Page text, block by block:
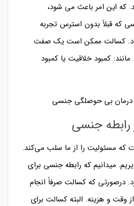
که این امر باعث می شود،
که قبلاً بدون استرس تجربه
کسالت ممکن است یک صفت
کمبود خلاقیت یا کمبود
جنسی
که مسئولیت را از ما سلب می‌کند.
میدانیم که رابطه جنسی برای
درصورتی که کسالت صرفاً انجام
و هزینه. البته کسالت برای